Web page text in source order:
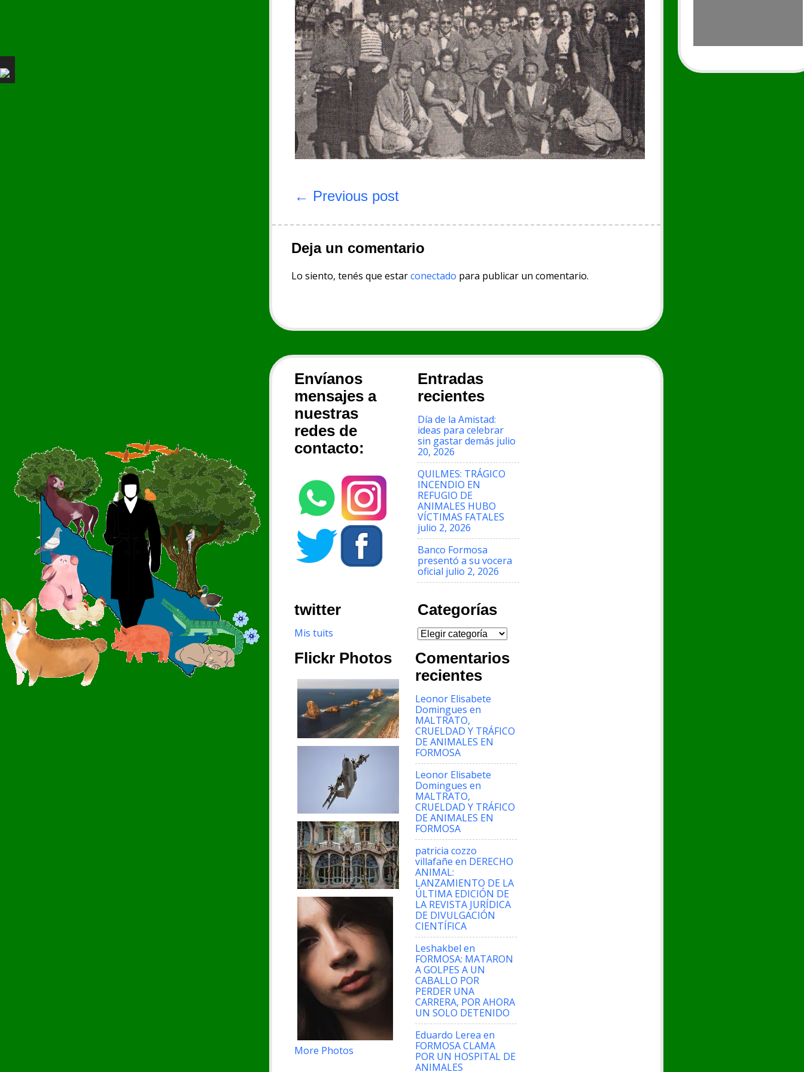
entradas
← Previous post
Deja un comentario
Lo siento, tenés que estarconectado para publicar un comentario.
Envíanos
mensajes a
nuestras
redes de
contacto:
Entradas
recientes
Día de la Amistad:
ideas para celebrar
sin gastar demás julio
20, 2026
QUILMES: TRÁGICO
INCENDIO EN
REFUGIO DE
ANIMALES HUBO
VÍCTIMAS FATALES
julio 2, 2026
Banco Formosa
presentó a su vocera
oficial julio 2, 2026
twitter
Mis tuits
Categorías
Categorías
Comentarios
recientes
Leonor Elisabete
Domingues en
MALTRATO,
CRUELDAD Y TRÁFICO
DE ANIMALES EN
FORMOSA
Leonor Elisabete
Domingues en
MALTRATO,
CRUELDAD Y TRÁFICO
DE ANIMALES EN
FORMOSA
patricia cozzo
villafañe en DERECHO
ANIMAL:
LANZAMIENTO DE LA
ÚLTIMA EDICIÓN DE
LA REVISTA JURÍDICA
DE DIVULGACIÓN
CIENTÍFICA
Leshakbel en
FORMOSA: MATARON
A GOLPES A UN
CABALLO POR
PERDER UNA
CARRERA, POR AHORA
UN SOLO DETENIDO
Eduardo Lerea en
FORMOSA CLAMA
POR UN HOSPITAL DE
ANIMALES
Flickr Photos
More Photos